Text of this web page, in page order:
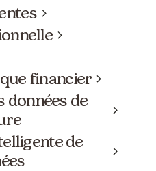
financier
données de
de